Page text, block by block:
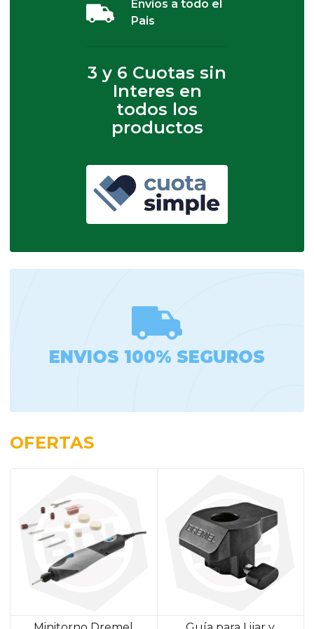
Envíos a todo el
Pais
3 y 6 Cuotas sin
Interes en
todos los
productos
ENVIOS 100% SEGUROS
OFERTAS